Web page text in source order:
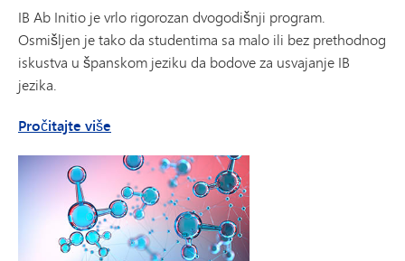
IB Ab Initio je vrlo rigorozan dvogodišnji program.
Osmišljen je tako da studentima sa malo ili bez prethodnog
iskustva u španskom jeziku da bodove za usvajanje IB
jezika.
Pročitajte više